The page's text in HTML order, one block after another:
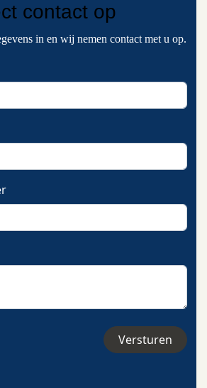
contact op
in en wij nemen contact met u op.